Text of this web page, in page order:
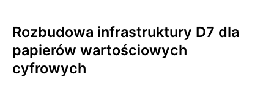
Rozbudowa infrastruktury D7 dla
papierów wartościowych
cyfrowych